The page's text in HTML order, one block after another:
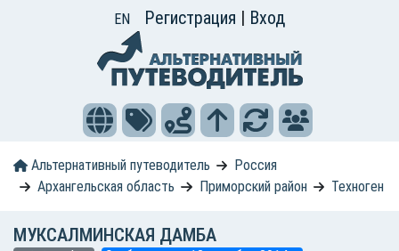
EN Регистрация | Вход
Альтернативный путеводитель
Россия
Архангельская область
Приморский район Техноген
МУКСАЛМИНСКАЯ ДАМБА